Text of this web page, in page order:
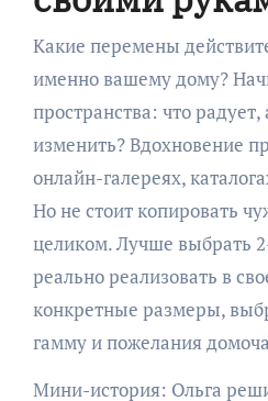
Какие перемены
именно вашему дому?
пространства: что радует,
изменить? Вдохновение
онлайн-галереях,
Но не стоит копировать
целиком. Лучше выбрать
реально реализовать в
конкретные размеры,
гамму и пожелания
Мини-история: Ольга